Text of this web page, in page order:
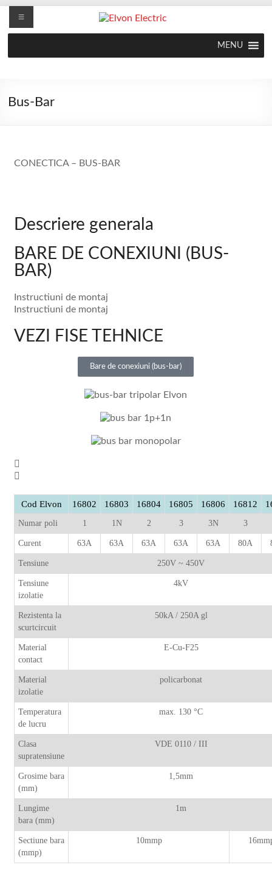
MENU
Bus-Bar
CONECTICA – BUS-BAR
Descriere generala
BARE DE CONEXIUNI (BUS-
BAR)
Instructiuni de montaj
Instructiuni de montaj
VEZI FISE TEHNICE
Bare de conexiuni (bus-bar)
Cod Elvon 16802 16803 16804 16805 16806 16812
Numar poli 1 1N 2 3 3N 3
Curent 63A 63A 63A 63A 63A 80A
Tensiune 250V ~ 450V
Tensiune
izolatie
4kV
Rezistenta la
scurtcircuit
50kA / 250A gl
Material
contact
E-Cu-F25
Material
izolatie
policarbonat
Temperatura
de lucru
max. 130 °C
Clasa
supratensiune
VDE 0110 / III
Grosime bara
(mm)
1,5mm
Lungime
bara (mm)
1m
Sectiune bara
(mmp)
10mmp